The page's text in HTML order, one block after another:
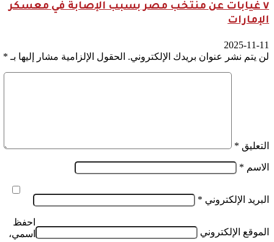
٧ غيابات عن منتخب مصر بسبب الإصابة في معسكر
الإمارات
2025-11-11
لن يتم نشر عنوان بريدك الإلكتروني. الحقول الإلزامية مشار إليها بـ *
التعليق *
الاسم *
البريد الإلكتروني *
الموقع الإلكتروني
احفظ
اسمي،